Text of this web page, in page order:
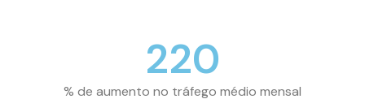
% de aumento no tráfego médio mensal
220